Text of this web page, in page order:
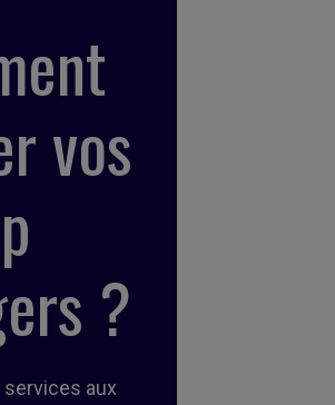
vos
?
aux